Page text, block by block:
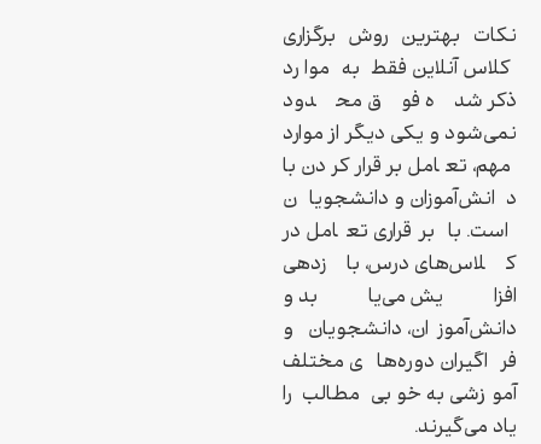
نکات بهترین روش برگزاری
کلاس آنلاین فقط به موارد
ذکر شده فوق محدود
نمی‌شود و یکی دیگر از موارد
مهم، تعامل برقرار کردن با
دانش‌آموزان و دانشجویان
است. با برقراری تعامل در
کلاس‌های درس، بازدهی
افزایش می‌یابد و
دانش‌آموزان، دانشجویان و
فراگیران دوره‌های مختلف
آموزشی به خوبی مطالب را
یاد می‌گیرند.